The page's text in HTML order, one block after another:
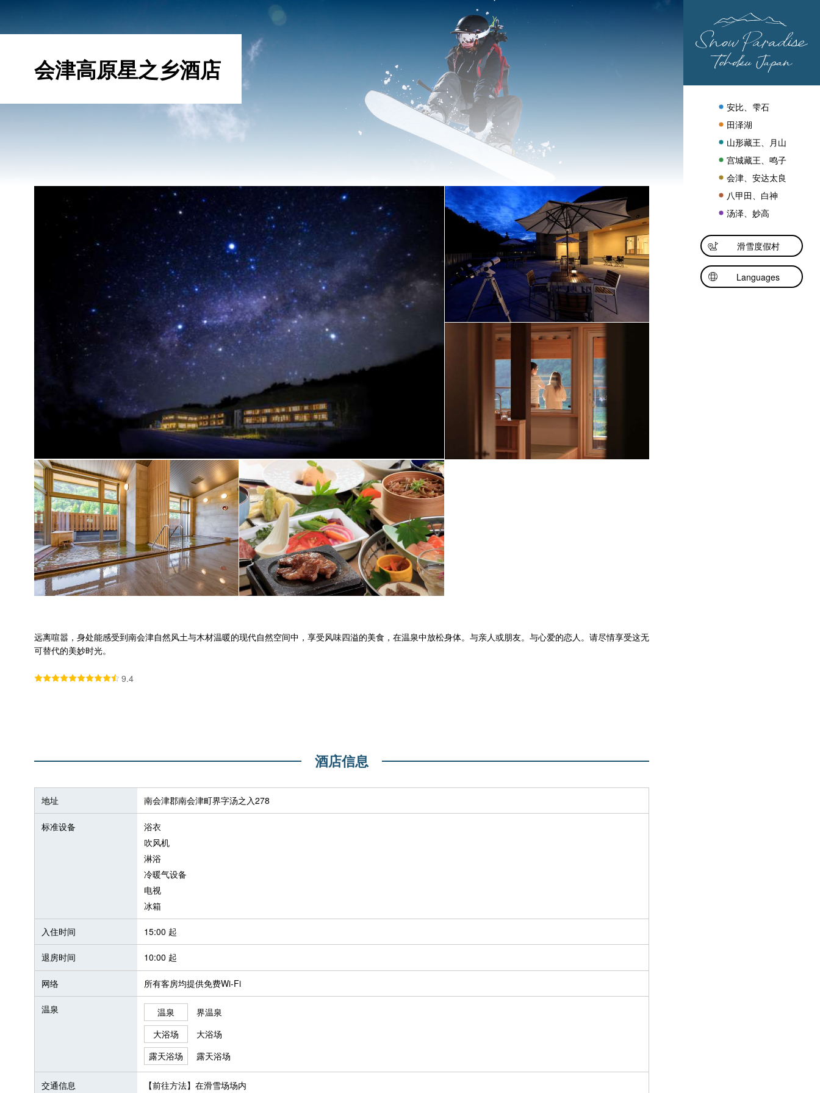
安比、雫石
田泽湖
山形藏王、月山
宫城藏王、鸣子
会津、安达太良
八甲田、白神
汤泽、妙高
滑雪度假村
Languages
会津高原星之乡酒店
远离喧嚣，身处能感受到南会津自然风土与木材温暖的现代自然空间中，享受风味四溢的美食，在温泉中放松身体。与亲人或朋友。与心爱的恋人。请尽情享受这无
可替代的美妙时光。
9.4
酒店信息
地址 南会津郡南会津町界字汤之入278
标准设备
浴衣
吹风机
淋浴
冷暖气设备
电视
冰箱
入住时间 15:00 起
退房时间 10:00 起
网络 所有客房均提供免费Wi-Fi
温泉 温泉
界温泉
大浴场
大浴场
露天浴场
露天浴场
交通信息
【前往方法】在滑雪场场内